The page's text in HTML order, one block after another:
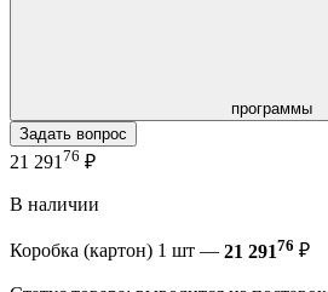
программы
Задать вопрос
21 291 76 ₽
В наличии
Коробка (картон) 1 шт — 21 29176 ₽